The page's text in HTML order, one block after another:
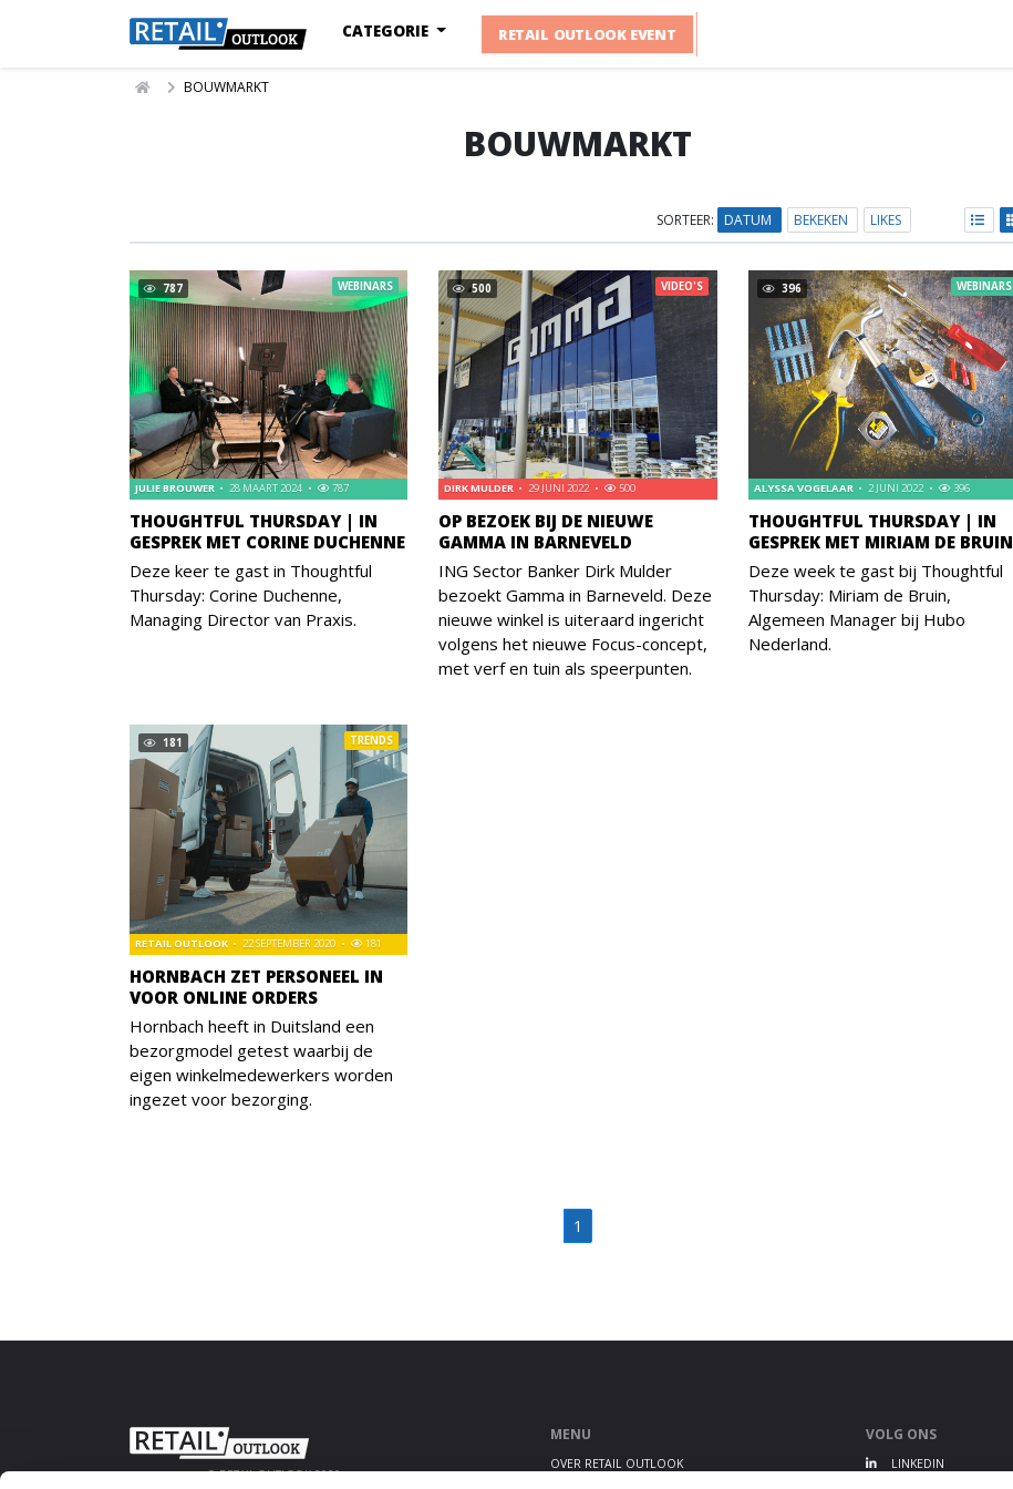
CATEGORIE RETAIL OUTLOOK EVENT
BOUWMARKT
BOUWMARKT
SORTEER: DATUM BEKEKEN LIKES
787
THOUGHTFUL THURSDAY | IN
GESPREK MET CORINE DUCHENNE
JULIE BROUWER 28 MAART 2024 787
WEBINARS
Deze keer te gast in Thoughtful
Thursday: Corine Duchenne,
Managing Director van Praxis.
500
OP BEZOEK BIJ DE NIEUWE
GAMMA IN BARNEVELD
DIRK MULDER 29 JUNI 2022 500
VIDEO'S
ING Sector Banker Dirk Mulder
bezoekt Gamma in Barneveld. Deze
nieuwe winkel is uiteraard ingericht
volgens het nieuwe Focus-concept,
met verf en tuin als speerpunten.
396
THOUGHTFUL THURSDAY | IN
GESPREK MET MIRIAM DE BRUIN
ALYSSA VOGELAAR 2 JUNI 2022 396
WEBINARS
Deze week te gast bij Thoughtful
Thursday: Miriam de Bruin,
Algemeen Manager bij Hubo
Nederland.
181
HORNBACH ZET PERSONEEL IN
VOOR ONLINE ORDERS
RETAIL OUTLOOK 22 SEPTEMBER 2020 181
TRENDS
Hornbach heeft in Duitsland een
bezorgmodel getest waarbij de
eigen winkelmedewerkers worden
ingezet voor bezorging.
1
© RETAIL OUTLOOK 2020
MENU
OVER RETAIL OUTLOOK
VOLG ONS
LINKEDIN